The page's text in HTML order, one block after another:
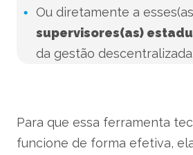
Ou diretamente a
supervisores(as)
da gestão descentralizada.
Para que essa ferramenta
funcione de forma efetiva,